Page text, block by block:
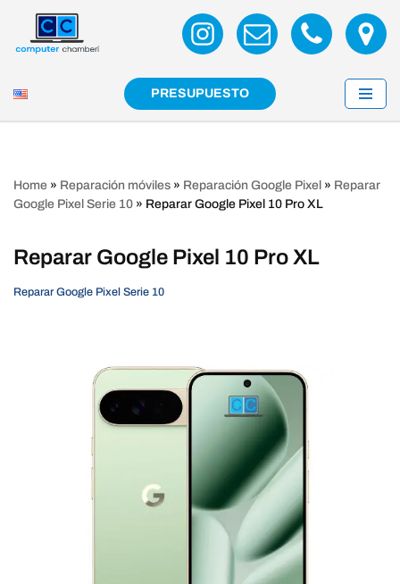
Saltar
PRESUPUESTO
Home » Reparación móviles » Reparación Google Pixel » Reparar
Google Pixel Serie 10 » Reparar Google Pixel 10 Pro XL
Reparar Google Pixel 10 Pro XL
Reparar Google Pixel Serie 10